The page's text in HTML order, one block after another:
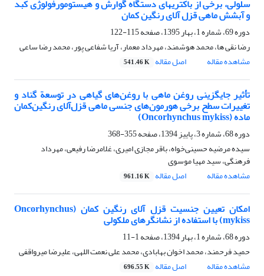
سلولی، برخی از باکتریهای دستگاه گوارش و هیستومورفولوژی کبد
و آبشش ماهی قزل آلای رنگین کمان
دوره 69، شماره 1، بهار 1395، صفحه
115-122
رضا نقی ها، محمد هوشمند، مهرداد معمار، آریا شفاعی پور، محمد رضا ساعی
مشاهده مقاله
اصل مقاله 541.46 K
تأثیر جایگزینی روغن ماهی با روغن‌های گیاهی در توسعة گناد و
تغییرات سطح برخی هورمون‌های جنسی ماهی قزل‌آلای رنگین‌کمان
ماده (Oncorhynchus mykiss)
دوره 68، شماره 3، پاییز 1394، صفحه
355-368
سیده مرضیه حسینی‌خواه، باقر مجازی امیری، غلامرضا رفیعی، مهرداد
فرهنگی، سید مهیا موسوی
مشاهده مقاله
اصل مقاله 961.16 K
امکان تعیین جنسیت قزل آلای رنگین کمان (Oncorhynchus
mykiss) با استفاده از نشانگرهای ملکولی
دوره 68، شماره 1، بهار 1394، صفحه
1-11
حمید فرحمند، محمد اخوان بهابادی، محمد علی نعمت اللهی، علیرضا میرواقفی
مشاهده مقاله
اصل مقاله 696.55 K